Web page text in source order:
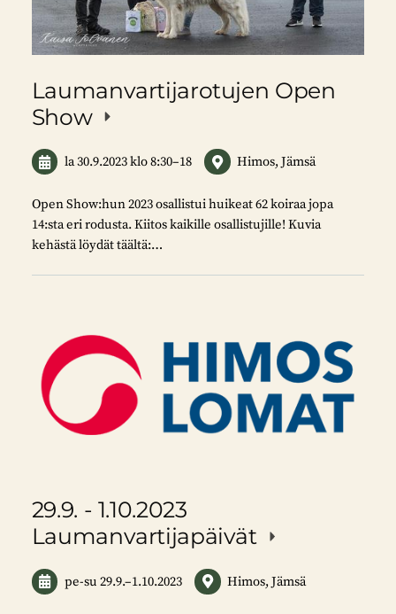
Laumanvartijarotujen Open
Show
la 30.9.2023klo 8:30–18 Himos, Jämsä
Open Show:hun 2023 osallistui huikeat 62 koiraa jopa
14:sta eri rodusta. Kiitos kaikille osallistujille! Kuvia
kehästä löydät täältä:…
29.9. - 1.10.2023
Laumanvartijapäivät
pe-su 29.9.–1.10.2023 Himos, Jämsä